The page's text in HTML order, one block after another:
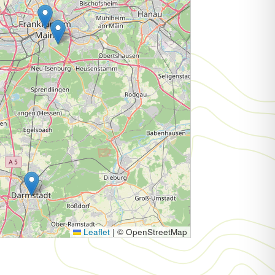
Leaflet | © OpenStreetMap